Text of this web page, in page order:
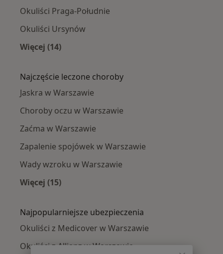
Okuliści Praga-Południe
Okuliści Ursynów
Więcej (14)
Najczęście leczone choroby
Jaskra w Warszawie
Choroby oczu w Warszawie
Zaćma w Warszawie
Zapalenie spojówek w Warszawie
Wady wzroku w Warszawie
Więcej (15)
Najpopularniejsze ubezpieczenia
Okuliści z Medicover w Warszawie
Okuliści z Allianz w Warszawie